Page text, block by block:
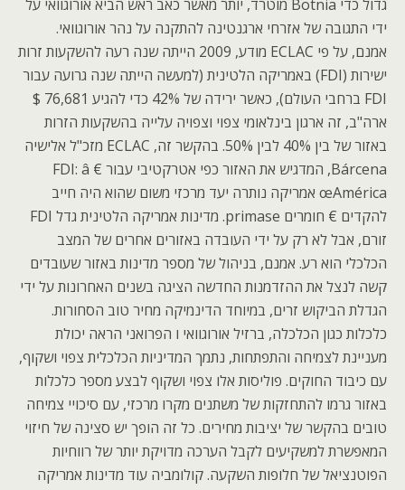
גדול כדי Botnia מוטרד, יותר מאשר כאב ראש הביא אורוגוואי על
ידי התגובה של אזרחי ארגנטינה להתקנה על נהר אורוגוואי.
אמנם, על פי ECLAC מודע, 2009 הייתה שנה רעה להשקעות זרות
ישירות (FDI) באמריקה הלטינית (למעשה הייתה שנה גרועה עבור
FDI ברחבי העולם), כאשר ירידה של 42% כדי להגיע 76,681 $
ארה"ב, זה ארגון בינלאומי צפוי וצפויה עלייה בהשקעות הזרות
באזור של בין 40% לבין 50%. בהקשר זה, ECLAC מזכ"ל אלישיה
Bárcena, המדגיש את האזור כפי אטרקטיבי עבור FDI: â €
œAmérica אמריקה נותרה יעד מרכזי משום שהוא היה חייב
להקדים € חומרים primase. מדינות אמריקה הלטינית גדל FDI
זורם, אבל לא רק על ידי העובדה באזורים אחרים של המצב
הכלכלי הוא רע. אמנם, בניהול של מספר מדינות באזור שעובדים
קשה לנצל את ההזדמנות החדשה הציגה בשנים האחרונות על ידי
הגדלת הביקוש זרים, במיוחד הדינמיקה מחיר טוב הסחורות.
כלכלות כגון הכלכלה, ברזיל אורוגוואי ו הפרואני הראה יכולת
מעניינת לצמיחה והתפתחות, נתמך המדיניות הכלכלית צפוי ושקוף,
עם כיבוד החוקים. פוליסות אלו צפוי ושקוף לבצע מספר כלכלות
באזור גרמו להתחזקות של משתנים מקרו מרכזי, עם סיכויי צמיחה
טובים בהקשר של יציבות מחירים. כל זה הופך יש סצינה של חיזוי
המאפשרת למשקיעים לקבל הערכה מדויקת יותר של רווחיות
הפוטנציאל של חלופות השקעה. קולומביה עוד מדינות אמריקה